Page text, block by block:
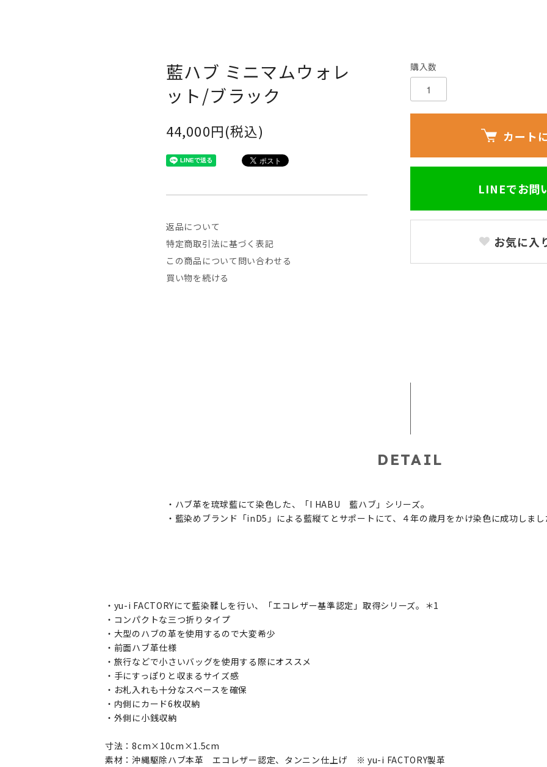
藍ハブ ミニマムウォレ
ット/ブラック
44,000円(税込)
返品について
特定商取引法に基づく表記
この商品について問い合わせる
買い物を続ける
購入数
カート
LINEでお問
お気に入
DETAIL
・ハブ革を琉球藍にて染色した、「I HABU 藍ハブ」シリーズ。
・藍染めブランド「inD5」による藍縦てとサポートにて、４年の歳月をかけ染色に成功しま
・yu-i FACTORYにて藍染鞣しを行い、「エコレザー基準認定」取得シリーズ。＊1
・コンパクトな三つ折りタイプ
・大型のハブの革を使用するので大変希少
・前面ハブ革仕様
・旅行などで小さいバッグを使用する際にオススメ
・手にすっぽりと収まるサイズ感
・お札入れも十分なスペースを確保
・内側にカード6枚収納
・外側に小銭収納
寸法：8cm×10cm×1.5cm
素材：沖縄駆除ハブ本革 エコレザー認定、タンニン仕上げ ※ yu-i FACTORY製革